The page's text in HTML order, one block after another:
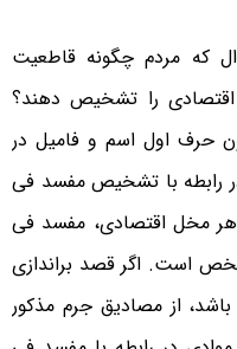
که مردم چگونه قاطعیت
اقتصادی را تشخیص دهند؟
حرف اول اسم و فامیل در
رابطه با تشخیص مفسد فی
مخل اقتصادی، مفسد فی
است. اگر قصد براندازی
از مصادیق جرم‌ مذکور